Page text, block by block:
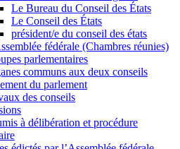
Le Bureau du Conseil des États
Le Conseil des États
président/e du conseil des états
fédérale (Chambres réunies)
parlementaires
communs aux deux conseils
du parlement
des conseils
à délibération et procédure